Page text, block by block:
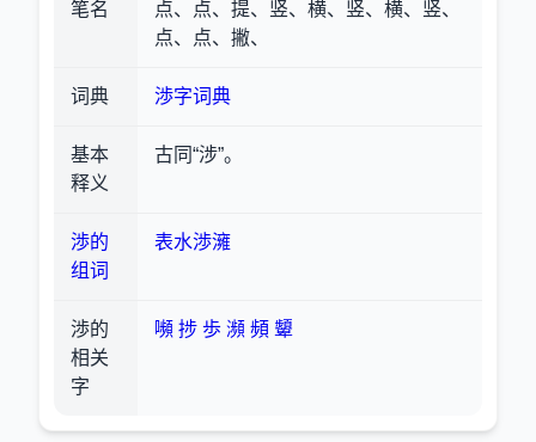
笔名
点、点、提、竖、横、竖、横、竖、
点、点、撇、
词典 渉字词典
基本
释义
古同“涉”。
渉的
组词
表水渉澭
渉的
相关
字
嚬 捗 歩 瀕 頻 顰